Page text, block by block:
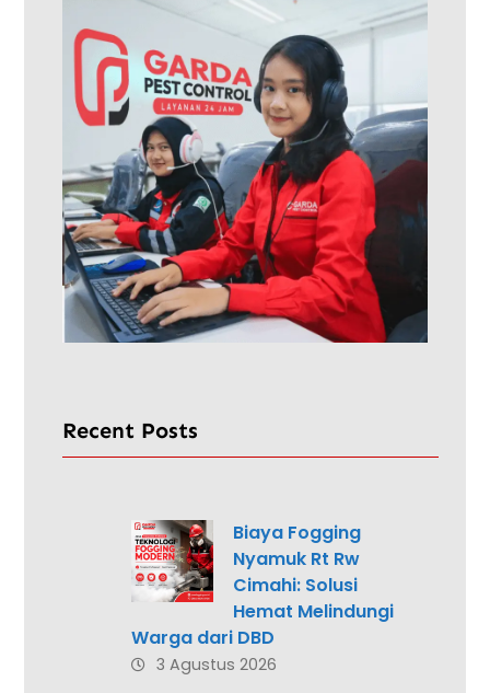
Recent Posts
Biaya Fogging
Nyamuk Rt Rw
Cimahi: Solusi
Hemat Melindungi
Warga dari DBD
3 Agustus 2026